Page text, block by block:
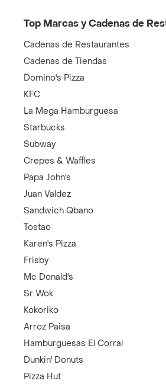
Top Marcas y Cadenas de
Cadenas de Restaurantes
Cadenas de Tiendas
Domino's Pizza
KFC
La Mega Hamburguesa
Starbucks
Subway
Crepes & Waffles
Papa John's
Juan Valdez
Sandwich Qbano
Tostao
Karen's Pizza
Frisby
Mc Donald's
Sr Wok
Kokoriko
Arroz Paisa
Hamburguesas El Corral
Dunkin' Donuts
Pizza Hut